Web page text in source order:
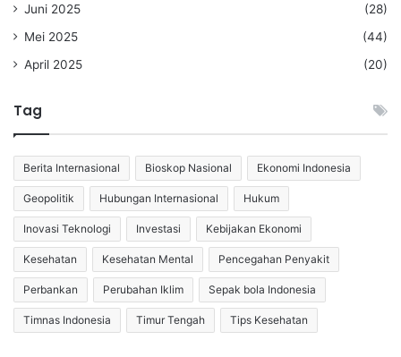
Juni 2025
(28)
Mei 2025
(44)
April 2025
(20)
Tag
Berita Internasional Bioskop Nasional Ekonomi Indonesia
Geopolitik Hubungan Internasional Hukum
Inovasi Teknologi Investasi Kebijakan Ekonomi
Kesehatan Kesehatan Mental Pencegahan Penyakit
Perbankan Perubahan Iklim Sepak bola Indonesia
Timnas Indonesia Timur Tengah Tips Kesehatan